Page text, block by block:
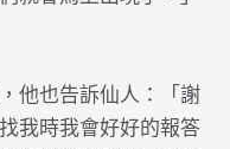
他也告訴仙人：「謝
我時我會好好的報答